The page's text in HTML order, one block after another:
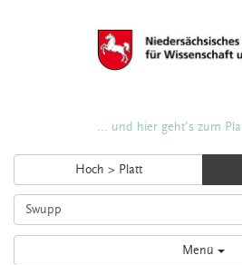
... und hier geht's zum
Hoch > Platt
Menü